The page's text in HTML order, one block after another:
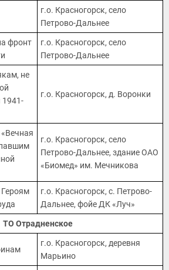
г.о. Красногорск, село
Петрово-Дальнее
фронт
г.о. Красногорск, село
Петрово-Дальнее
не
1941-
г.о. Красногорск, д. Воронки
г.о. Красногорск, село
Петрово-Дальнее, здание ОАО
«Биомед» им. Мечникова
г.о. Красногорск, с. Петрово-
Дальнее, фойе ДК «Луч»
ТО Отрадненское
г.о. Красногорск, деревня
Марьино